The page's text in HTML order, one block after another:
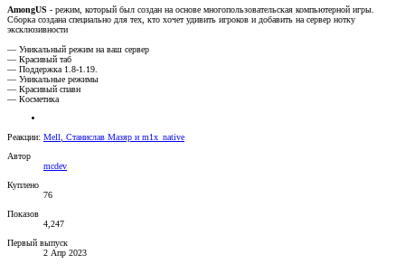
AmongUS - режим, который был создан на основе многопользовательская компьютерной игры.
Сборка создана специально для тех, кто хочет удивить игроков и добавить на сервер нотку
эксклюзивности
— Уникальный режим на ваш сервер
— Красивый таб
— Поддержка 1.8-1.19.
— Уникальные режимы
— Красивый спавн
— Косметика
Реакции: Mell Станислав Мазяр и m1x_native
Автор
mcdev
Куплено
76
Показов
4,247
Первый выпуск
2 Апр 2023